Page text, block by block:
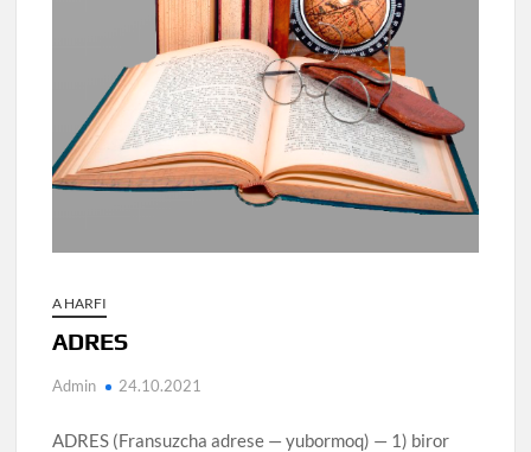
A HARFI
ADRES
Admin 24.10.2021
ADRES (Fransuzcha adrese — yubormoq) — 1) biror